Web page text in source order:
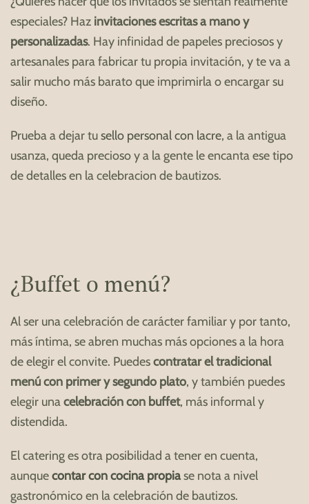
especiales? Haz invitaciones escritas a mano y
personalizadas. Hay infinidad de papeles preciosos y
artesanales para fabricar tu propia invitación, y te va a
salir mucho más barato que imprimirla o encargar su
diseño.
Prueba a dejar tusello personal con lacre, a la antigua
usanza, queda precioso y a la gente le encanta ese tipo
de detalles en la celebracion de bautizos.
¿Buffet o menú?
Al ser una celebración de carácter familiar y por tanto,
más íntima, se abren muchas más opciones a la hora
de elegir el convite. Puedescontratar el tradicional
menú con primer y segundo plato, y también puedes
elegir unacelebración con buffet, más informal y
distendida.
El catering es otra posibilidad a tener en cuenta,
aunquecontar con cocina propiase nota a nivel
gastronómico en la celebración de bautizos.